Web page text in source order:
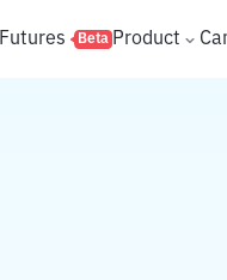
Futures Beta Product